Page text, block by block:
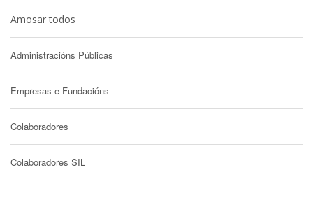
Amosar todos
Administracións Públicas
Empresas e Fundacións
Colaboradores
Colaboradores SIL